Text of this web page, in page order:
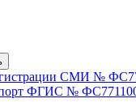
СМИ №
ФГИС №